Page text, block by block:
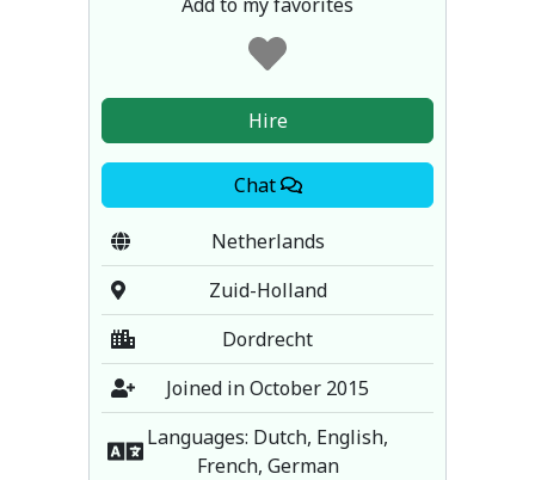
Hire
Chat
Netherlands
Zuid-Holland
Dordrecht
Joined in October 2015
Languages: Dutch, English,
French, German